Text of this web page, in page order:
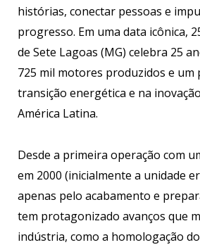
histórias, conectar pessoas e
progresso. Em uma data icônica,
de Sete Lagoas (MG) celebra 25
725 mil motores produzidos e um
transição energética e na
América Latina.
Desde a primeira operação com
em 2000 (inicialmente a unidade
apenas pelo acabamento e
tem protagonizado avanços que
indústria, como a homologação